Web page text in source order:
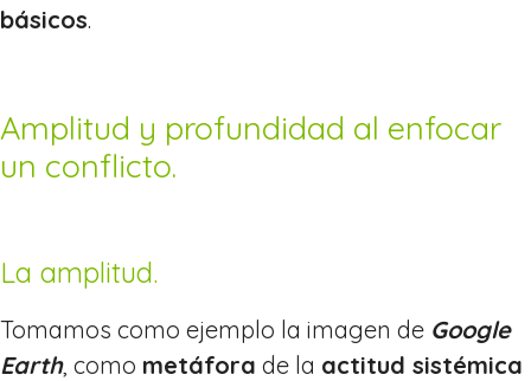
básicos.
Amplitud y profundidad al enfocar
un conflicto.
La amplitud.
Tomamos como ejemplo la imagen de Google
Earth, como metáfora de la actitud sistémica